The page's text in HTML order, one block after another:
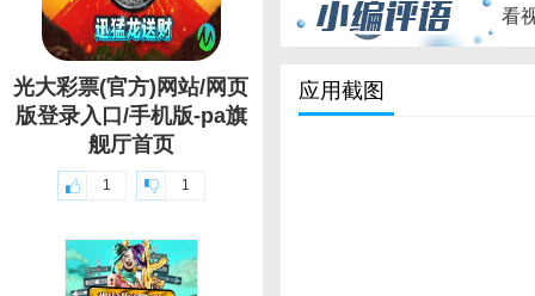
光大彩票(官方)网站/网页
版登录入口/手机版-pa旗
舰厅首页
1 1
看
应用截图